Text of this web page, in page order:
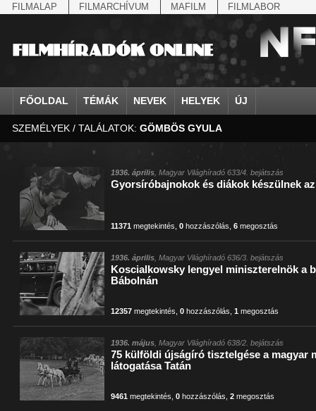
FILMALAP FILMARCHÍVUM MAFILM FILMLABOR
FŐOLDAL TÉMÁK NEVEK HELYEK ÚJ
agrárium
államfő
államosítás
Állatkert
állatvilág
amerikai magyarok
Anschluss
antant
antant
április 4.
arisztokrácia
IV. Béla, magyar királ...
Aarons-Hughes, Ruth
Abe Nobuyuki
Aczél György
Aczél Ilona
Ádám Zoltán
Ady Endre
Agárdi Gábor
Ágotai Géza, dr.
Aimone savoya-
Albert Ferenc
Albert Ferenc
Aarau
Abapuszta
Abony
Ácsteszér
Addisz-Abeba
Adony
Adua
Afrika
Alag
Albánia
SZEMÉLYEK / TALÁLATOK:GÖMBÖS GYULA
1936. április , Magyar Világhíradó 633/4. bejátszás
Gyorsíróbajnokok és diákok készülnek
11371 megtekintés ,0 hozzászólás ,6 megosztás
1936. április , Magyar Világhíradó 636/3. bejátszás
Koscialkowsky lengyel miniszterelnök a
Bábolnán
12357 megtekintés ,0 hozzászólás ,1 megosztás
1936. május , Magyar Világhíradó 638/2. bejátszás
75 külföldi újságíró tisztelgése a magyar
látogatása Tatán
9461 megtekintés ,0 hozzászólás ,2 megosztás